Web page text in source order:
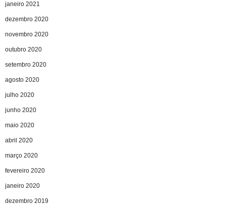
janeiro 2021
dezembro 2020
novembro 2020
outubro 2020
setembro 2020
agosto 2020
julho 2020
junho 2020
maio 2020
abril 2020
março 2020
fevereiro 2020
janeiro 2020
dezembro 2019